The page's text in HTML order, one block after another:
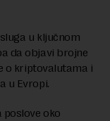
u ključnom
da objavi brojne
o kriptovalutama i
u Evropi.
oko